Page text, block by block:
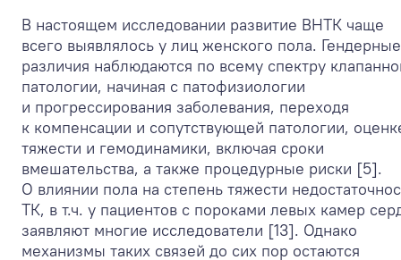
В настоящем исследовании развитие ВНТК чаще
всего выявлялось у лиц женского пола. Гендерные
различия наблюдаются по всему спектру
патологии, начиная с патофизиологии
и прогрессирования заболевания, переходя
к компенсации и сопутствующей патологии,
тяжести и гемодинамики, включая сроки
вмешательства, а также процедурные риски [5].
О влиянии пола на степень тяжести
ТК, в т.ч. у пациентов с пороками левых камер
заявляют многие исследователи [13]. Однако
механизмы таких связей до сих пор остаются